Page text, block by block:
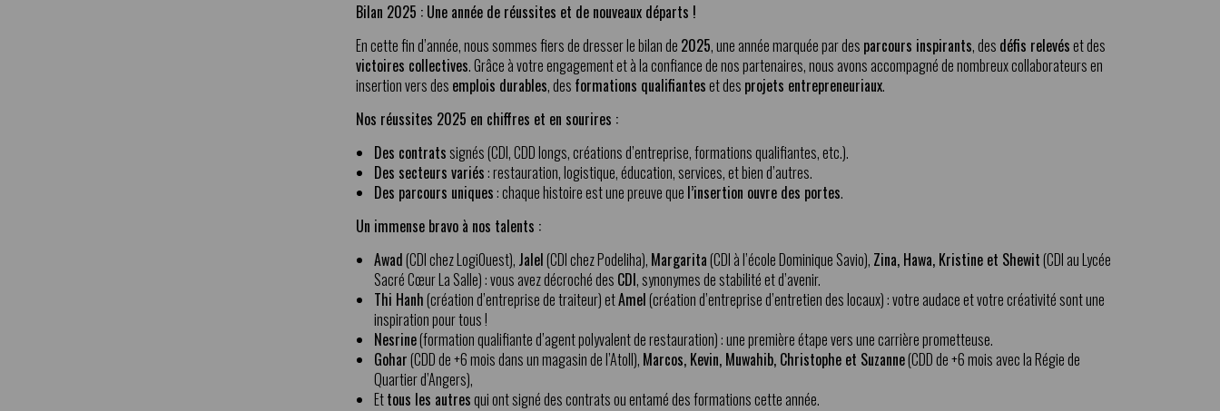
Bilan 2025 : Une année de réussites et de nouveaux départs !
En cette fin d’année, nous sommes fiers de dresser le bilan de 2025, une année marquée par des parcours inspirants, des défis relevéset des
victoires collectives. Grâce à votre engagement et à la confiance de nos partenaires, nous avons accompagné de nombreux collaborateurs en
insertion vers des emplois durables, des formations qualifianteset des projets entrepreneuriaux.
Nos réussites 2025 en chiffres et en sourires :
Des contratssignés (CDI, CDD longs, créations d’entreprise, formations qualifiantes, etc.).
Des secteurs variés: restauration, logistique, éducation, services, et bien d’autres.
Des parcours uniques: chaque histoire est une preuve que l’insertion ouvre des portes.
Un immense bravo à nos talents :
Awad(CDI chez LogiOuest), Jalel(CDI chez Podeliha), Margarita(CDI à l’école Dominique Savio), Zina, Hawa, Kristine et Shewit(CDI au Lycée
Sacré Cœur La Salle) : vous avez décroché des CDI, synonymes de stabilité et d’avenir.
Thi Hanh(création d’entreprise de traiteur) etAmel(création d’entreprise d’entretien des locaux) : votre audace et votre créativité sont une
inspiration pour tous !
Nesrine(formation qualifiante d’agent polyvalent de restauration) : une première étape vers une carrière prometteuse.
Gohar(CDD de +6 mois dans un magasin de l’Atoll), Marcos, Kevin, Muwahib, Christophe et Suzanne(CDD de +6 mois avec la Régie de
Quartier d’Angers),
Ettous les autresqui ont signé des contrats ou entamé des formations cette année.